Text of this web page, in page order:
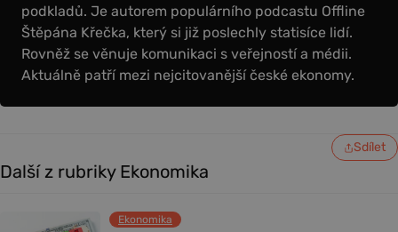
podkladů. Je autorem populárního podcastu Offline
Štěpána Křečka, který si již poslechly statisíce lidí.
Rovněž se věnuje komunikaci s veřejností a médii.
Aktuálně patří mezi nejcitovanější české ekonomy.
Sdílet
Další z rubriky Ekonomika
Ekonomika